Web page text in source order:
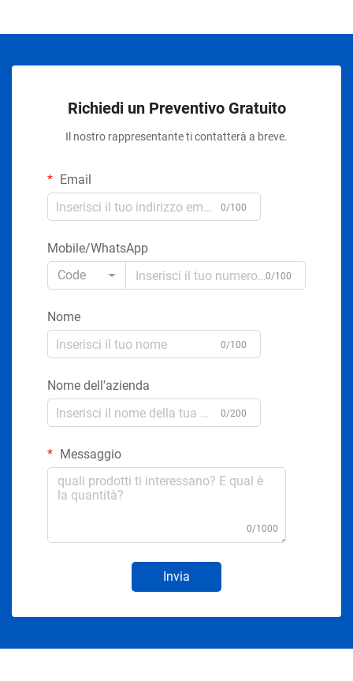
Richiedi un Preventivo Gratuito
Il nostro rappresentante ti contatterà a breve.
Email
0/100
Mobile/WhatsApp
Code
0/100
Nome
0/100
Nome dell'azienda
0/200
Messaggio
0/1000
Invia